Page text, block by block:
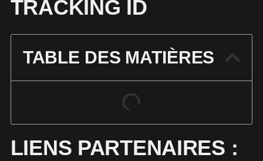
TRACKING ID
TABLE DES MATIÈRES
LIENS PARTENAIRES :